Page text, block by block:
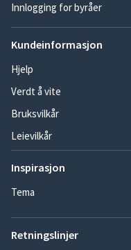
Innlogging for byråer
Kundeinformasjon
Hjelp
Verdt å vite
Bruksvilkår
Leievilkår
Inspirasjon
Tema
Retningslinjer